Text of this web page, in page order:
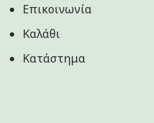
Επικοινωνία
Καλάθι
Κατάστημα